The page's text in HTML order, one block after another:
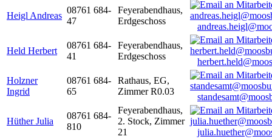
Heigl Andreas
08761 684-
47
Feyerabendhaus,
Erdgeschoss
Held Herbert
08761 684-
41
Feyerabendhaus,
Erdgeschoss
Holzner
Ingrid
08761 684-
65
Rathaus, EG,
Zimmer R0.03
Hüther Julia
08761 684-
810
Feyerabendhaus,
2. Stock, Zimmer
21